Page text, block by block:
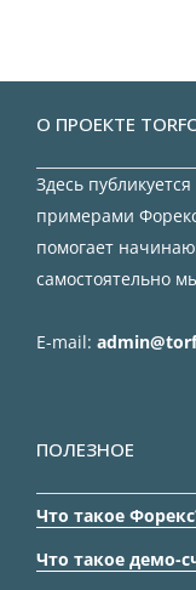
О ПРОЕКТЕ
Здесь
примерами
помогает
самостоятельно
E-mail:
ПОЛЕЗНОЕ
Что такое
Что такое демо-